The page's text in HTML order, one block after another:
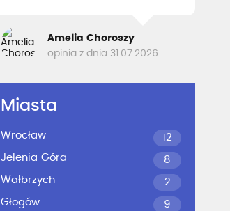
Amelia Choroszy
opinia z dnia 31.07.2026
Miasta
Wrocław
12
Jelenia Góra
8
Wałbrzych
2
Głogów
9